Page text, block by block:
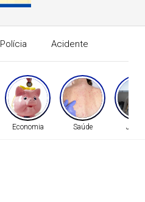
Polícia Acidente
Economia Saúde